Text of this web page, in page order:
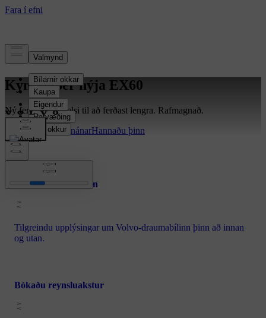
Kynntu þér nýja EX60
Ný ferð hefst. Frelsi til að ferðast lengra. Rafmagnað.
Kynntu þér hann nánarHannaðu þinn
Hannaðu bílinn þinn
Tilgreindu upplýsingar um Volvo-draumabílinn þinn að innan
og utan.
Bókaðu reynsluakstur